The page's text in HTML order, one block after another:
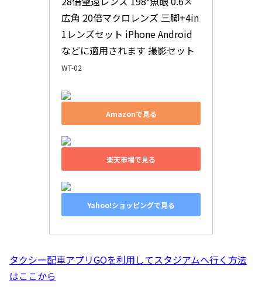
広角 20倍マクロレンズ 三脚+4in
1レンズセット iPhone Android
などに適用されます 撮影セット
WT-02
Amazonで見る
楽天市場で見る
Yahoo!ショッピングで見る
タクシー配車アプリGOを利用してスタジアムへ行く方法
はここから